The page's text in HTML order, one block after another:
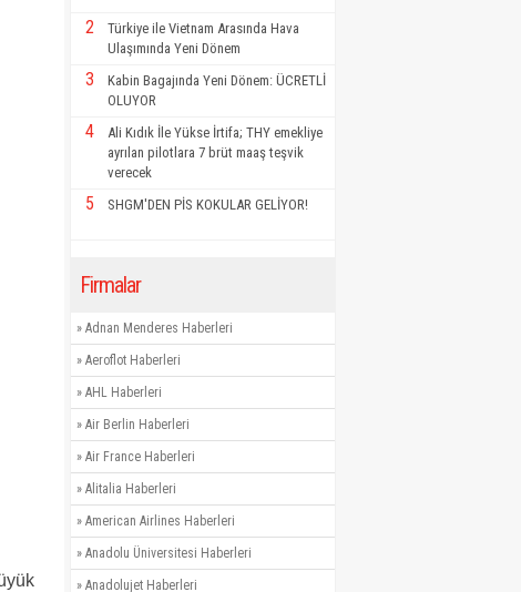
2
Türkiye ile Vietnam Arasında Hava
Ulaşımında Yeni Dönem
3
Kabin Bagajında Yeni Dönem: ÜCRETLİ
OLUYOR
4
Ali Kıdık İle Yükse İrtifa; THY emekliye
ayrılan pilotlara 7 brüt maaş teşvik
verecek
5 SHGM'DEN PİS KOKULAR GELİYOR!
Firmalar
» Adnan Menderes Haberleri
» Aeroflot Haberleri
» AHL Haberleri
» Air Berlin Haberleri
» Air France Haberleri
» Alitalia Haberleri
» American Airlines Haberleri
» Anadolu Üniversitesi Haberleri
» Anadolujet Haberleri